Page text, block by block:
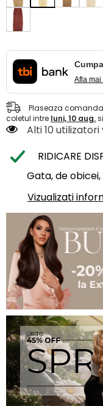
Afla mai
Plaseaza
coletul intre luni, 10 aug.si
Alti 10
RIDICARE
Gata, de
Vizualizati